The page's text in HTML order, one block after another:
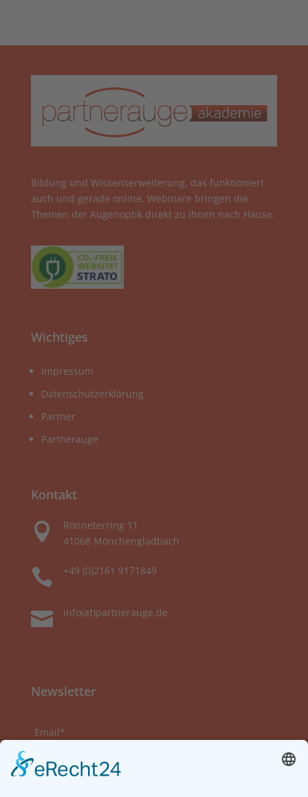
Bildung und Wissenserweiterung, das funktioniert
auch und gerade online. Webinare bringen die
Themen der Augenoptik direkt zu Ihnen nach Hause.
Wichtiges
Impressum
Datenschutzerklärung
Partner
Partnerauge
Kontakt

Rönneterring 11
41068 Mönchengladbach
 +49 (0)2161 9171849
 info(at)partnerauge.de
Newsletter
Email*